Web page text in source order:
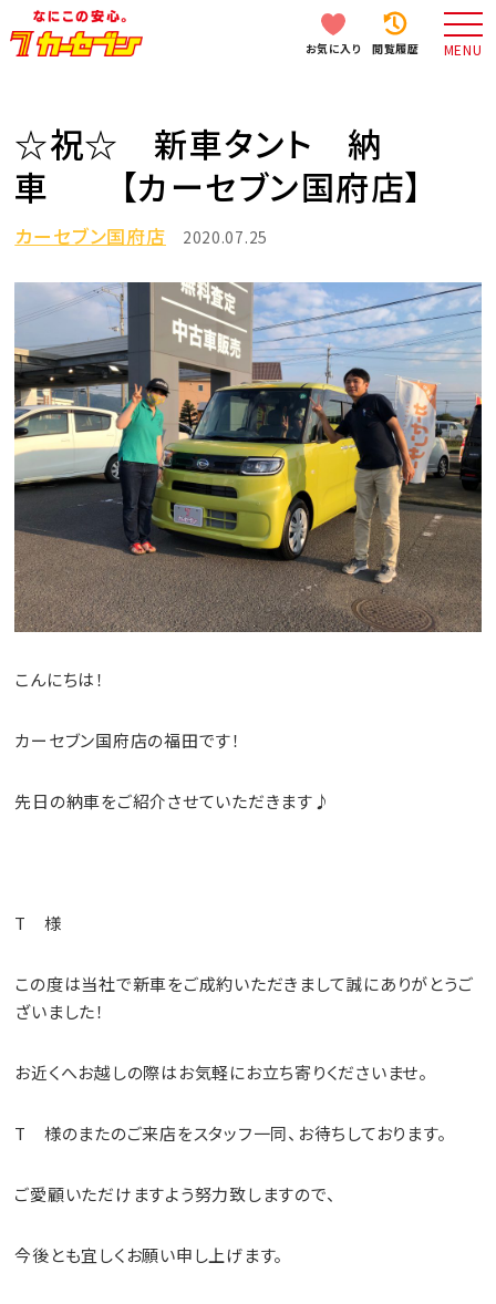
お気に入り 閲覧履歴 MENU
☆祝☆ 新車タント 納
車 【カーセブン国府店】
カーセブン国府店 2020.07.25
こんにちは！
カーセブン国府店の福田です！
先日の納車をご紹介させていただきます♪
T 様
この度は当社で新車をご成約いただきまして誠にありがとうご
ざいました！
お近くへお越しの際はお気軽にお立ち寄りくださいませ。
T 様のまたのご来店をスタッフ一同、お待ちしております。
ご愛顧いただけますよう努力致しますので、
今後とも宜しくお願い申し上げます。